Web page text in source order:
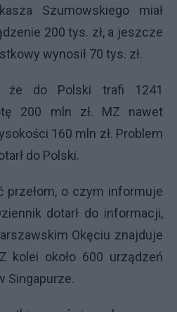
Szumowskiego miał
200 tys. zł, a jeszcze
wynosił 70 tys. zł.
że do Polski trafi 1241
200 mln zł. MZ nawet
160 mln zł. Problem
do Polski.
przełom, o czym informuje
dotarł do informacji,
Okęciu znajduje
kolei około 600 urządzeń
Singapurze.